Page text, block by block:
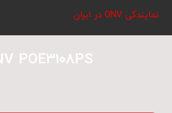
نمایندگی ONV در ایران
POE3108PS